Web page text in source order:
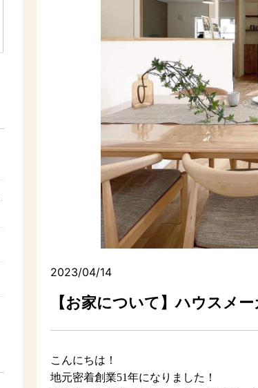
2023/04/14
【お家について】ハウスメ
こんにちは！
地元密着創業51年になりました！